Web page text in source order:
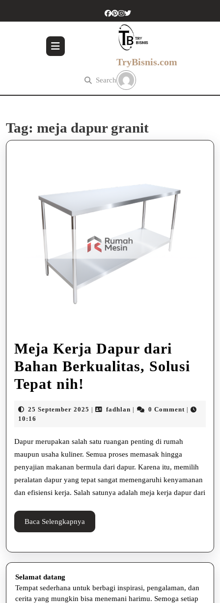
TryBisnis.com
Search
Tag: meja dapur granit
Meja Kerja Dapur dari
Bahan Berkualitas, Solusi
Tepat nih!
Dapur
dari
Bahan
Berkualitas,
Solusi
Tepat
nih!
25 September 2025 25
fadhlan fadhlan0 Comment
10:16
Dapur merupakan salah satu ruangan penting di rumah
maupun usaha kuliner. Semua proses memasak hingga
penyajian makanan bermula dari dapur. Karena itu, memilih
peralatan dapur yang tepat sangat memengaruhi kenyamanan
dan efisiensi kerja. Salah satunya adalah meja kerja dapur dari
Baca Selengkapnya
Selengkapnya
Selamat datang
Tempat sederhana untuk berbagi inspirasi, pengalaman, dan
cerita yang mungkin bisa menemani harimu. Semoga setiap